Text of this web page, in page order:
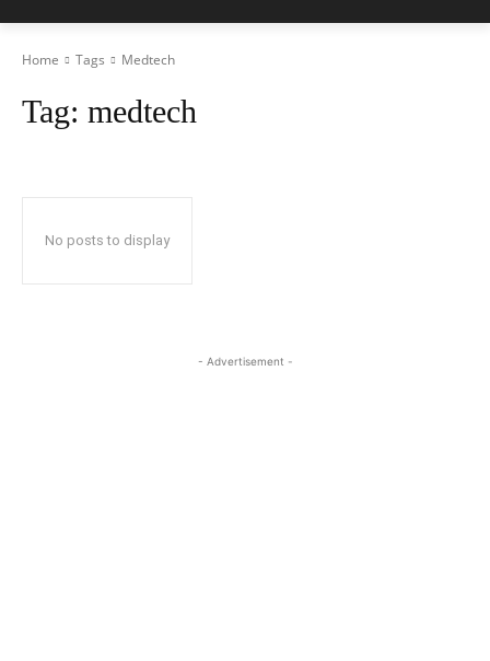
Home Tags Medtech
Tag: medtech
No posts to display
- Advertisement -